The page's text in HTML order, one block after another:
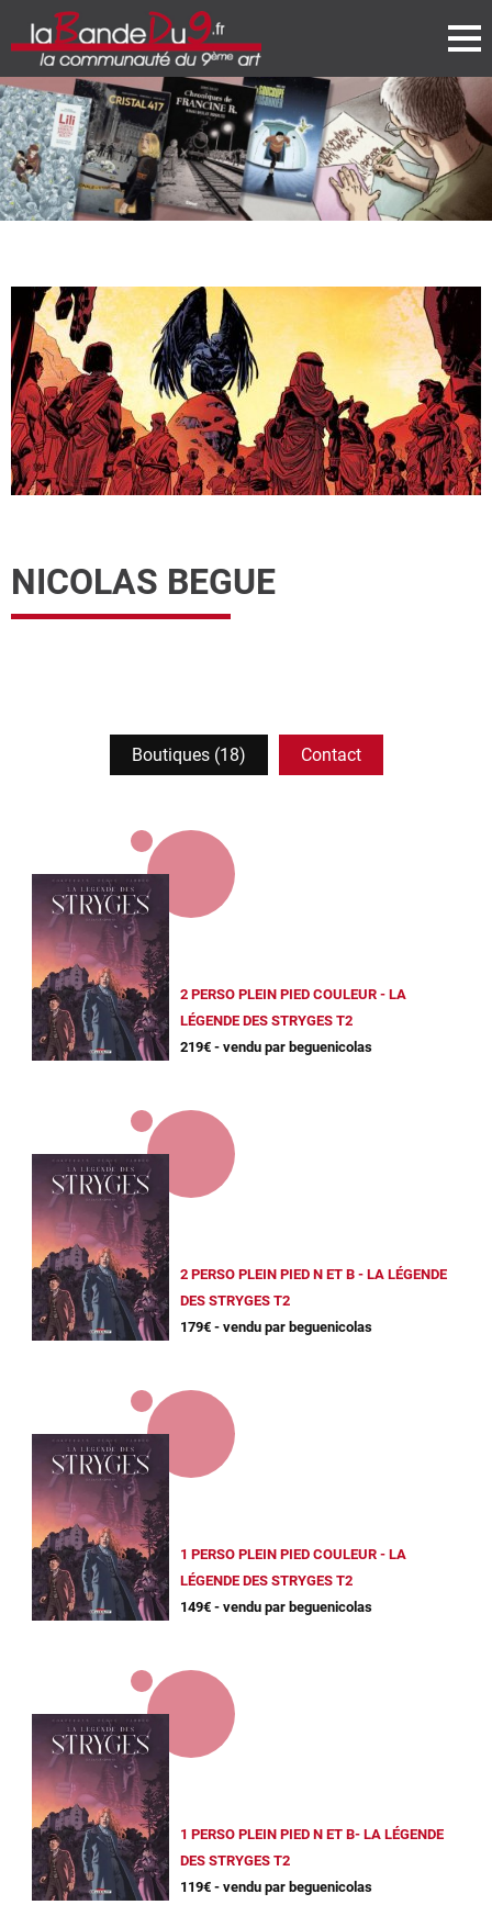
NICOLAS BEGUE
Boutiques (18) Contact
2 PERSO PLEIN PIED COULEUR - LA
LÉGENDE DES STRYGES T2
219€ - vendu par beguenicolas
2 PERSO PLEIN PIED N ET B - LA LÉGENDE
DES STRYGES T2
179€ - vendu par beguenicolas
1 PERSO PLEIN PIED COULEUR - LA
LÉGENDE DES STRYGES T2
149€ - vendu par beguenicolas
1 PERSO PLEIN PIED N ET B- LA LÉGENDE
DES STRYGES T2
119€ - vendu par beguenicolas